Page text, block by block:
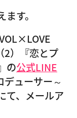
す。
2）『恋とプ
の公式LINE
ューサー～
て、メールア